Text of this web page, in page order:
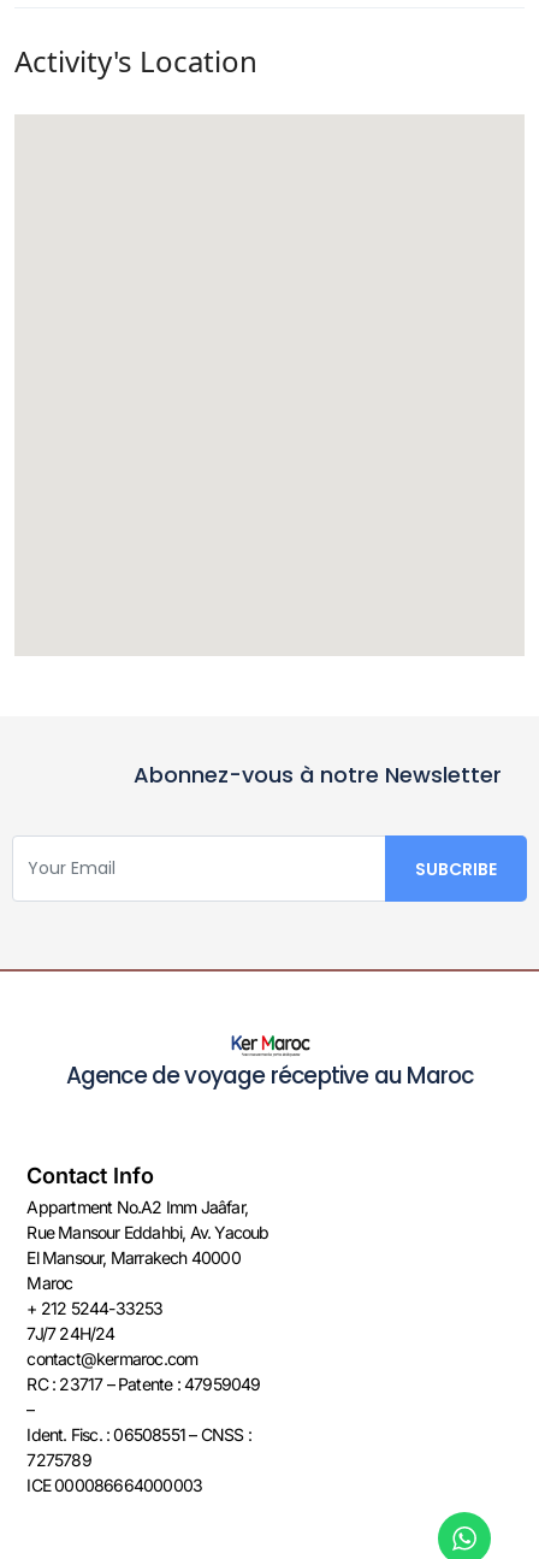
Activity's Location
Abonnez-vous à notre Newsletter
Agence de voyage réceptive au Maroc
Contact Info
Appartment No.A2 Imm Jaâfar,
Rue Mansour Eddahbi, Av. Yacoub
El Mansour, Marrakech 40000
Maroc​​
+ 212 5244-33253
7J/7 24H/24
contact@kermaroc.com​
RC : 23717 – Patente : 47959049
–
Ident. Fisc. : 06508551 – CNSS :
7275789
ICE 000086664000003